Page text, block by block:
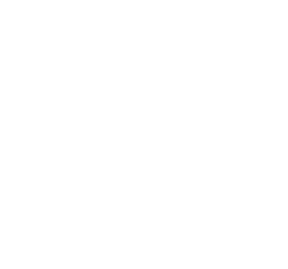
賽 熱烈報名中（8/3報名截
網將迎來新面貌，7/1 新官